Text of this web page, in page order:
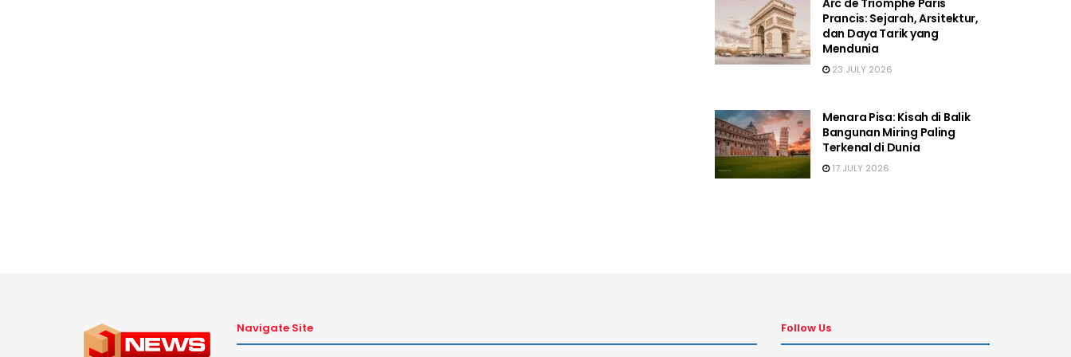
Prancis: Sejarah, Arsitektur,
dan Daya Tarik yang
Mendunia
23 JULY 2026
Menara Pisa: Kisah di Balik
Bangunan Miring Paling
Terkenal di Dunia
17 JULY 2026
Navigate Site Follow Us